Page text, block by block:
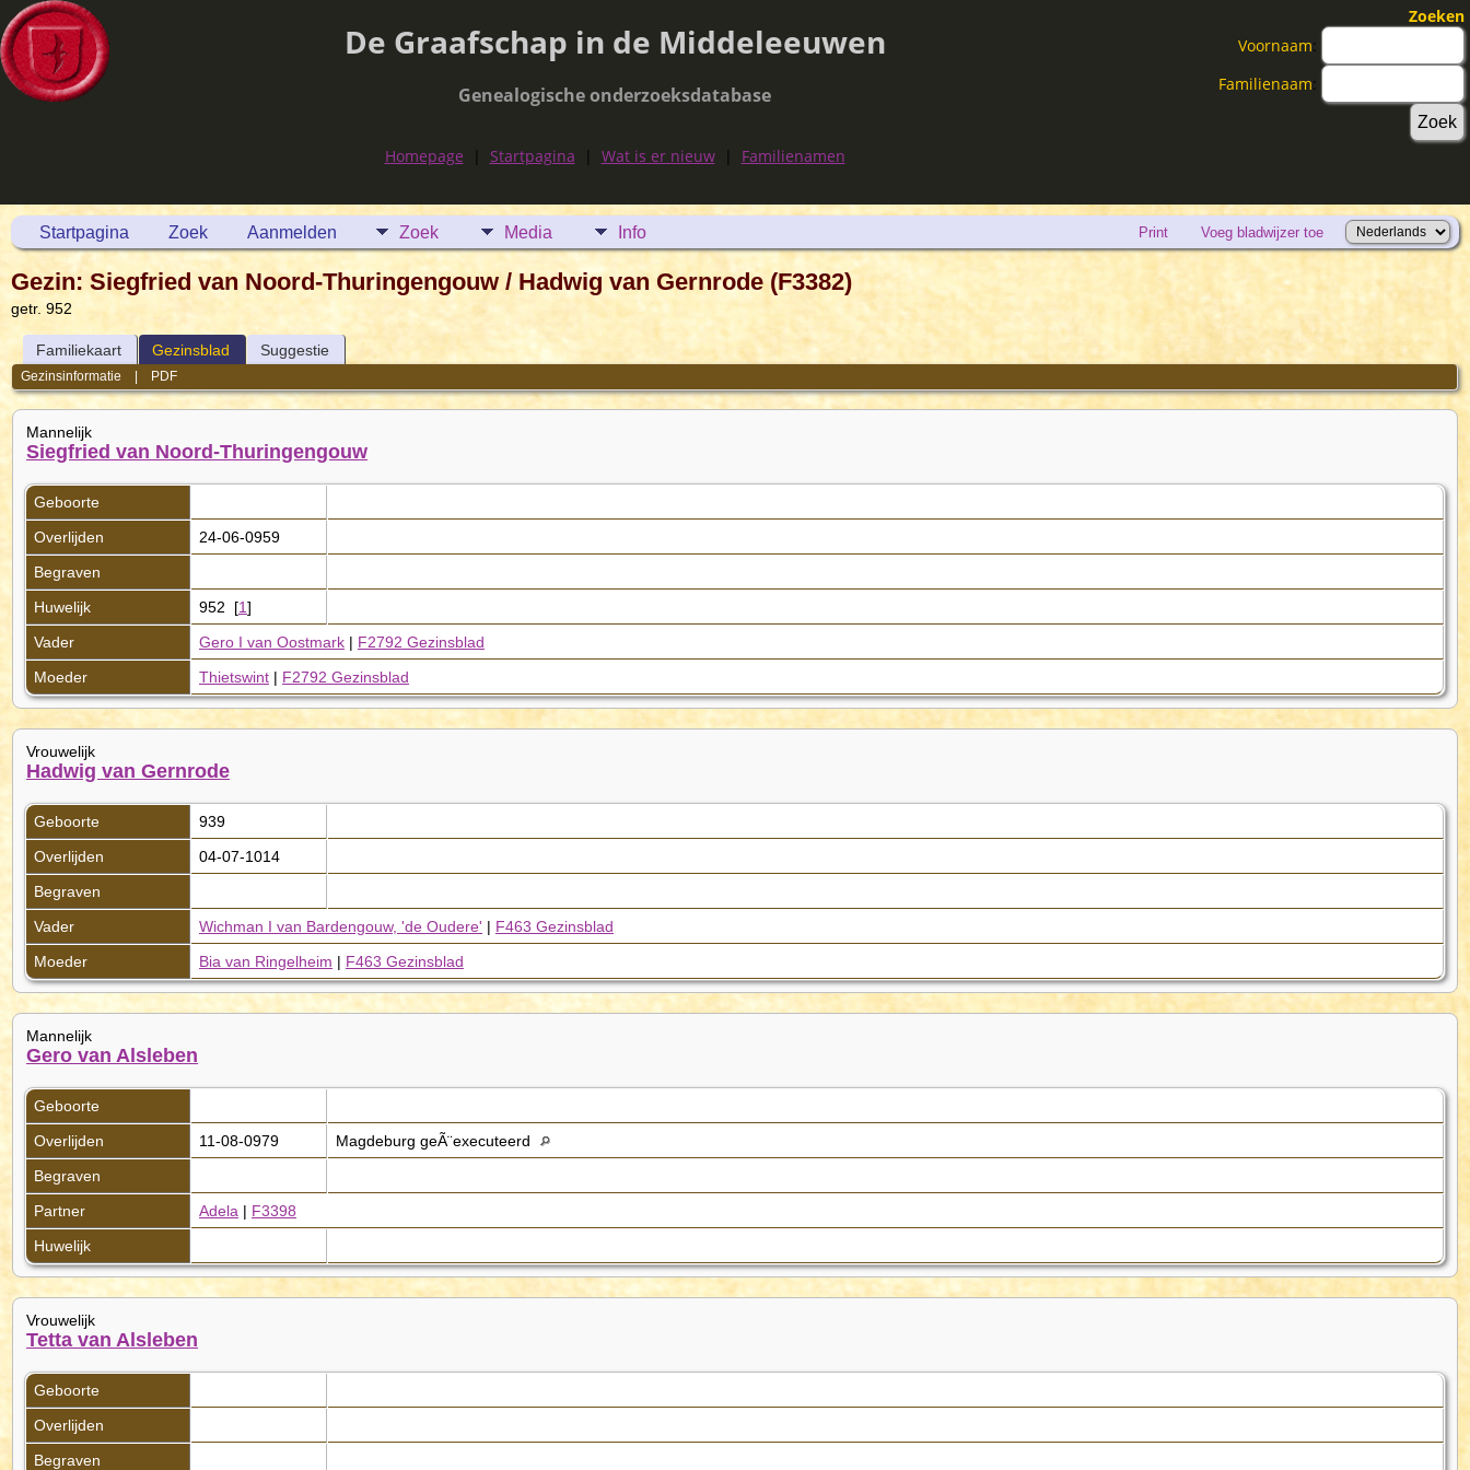
De Graafschap in de Middeleeuwen
Genealogische onderzoeksdatabase
Homepage Startpagina Wat is er nieuw| Familienamen
Zoeken
Voornaam:
Familienaam:
Startpagina Zoek Aanmelden Zoek Media Info Print Voeg bladwijzer toe
Gezin: Siegfried van Noord-Thuringengouw / Hadwig van Gernrode (F3382)
getr. 952
Familiekaart Gezinsblad Suggestie
Gezinsinformatie PDF
Mannelijk
Siegfried van Noord-Thuringengouw
Geboorte
Overlijden
24-06-0959
Begraven
Huwelijk
952 [1]
Vader
Gero I van Oostmark | F2792 Gezinsblad
Moeder
Thietswint | F2792 Gezinsblad
Vrouwelijk
Hadwig van Gernrode
Geboorte
939
Overlijden
04-07-1014
Begraven
Vader
Wichman I van Bardengouw, 'de Oudere' | F463 Gezinsblad
Moeder
Bia van Ringelheim | F463 Gezinsblad
Mannelijk
Gero van Alsleben
Geboorte
Overlijden
11-08-0979
Magdeburg geÃ¨executeerd
Begraven
Partner
Adela | F3398
Huwelijk
Vrouwelijk
Tetta van Alsleben
Geboorte
Overlijden
Begraven